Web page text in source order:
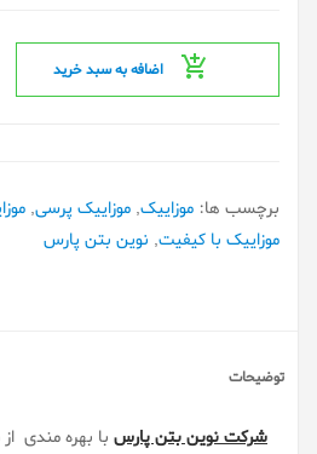
اضافه به سبد خرید
برچسب ها: موزاییک, موزاییک پرسی,
موزاییک با کیفیت, نوین بتن پارس
توضیحات
شرکتنوین بتن پارس با بهره مندی